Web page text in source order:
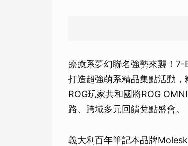
療癒系夢幻聯名強勢來襲！7-
打造超強萌系精品集點活動，
ROG玩家共和國將ROG
路、跨域多元回饋兌點盛會。
義大利百年筆記本品牌